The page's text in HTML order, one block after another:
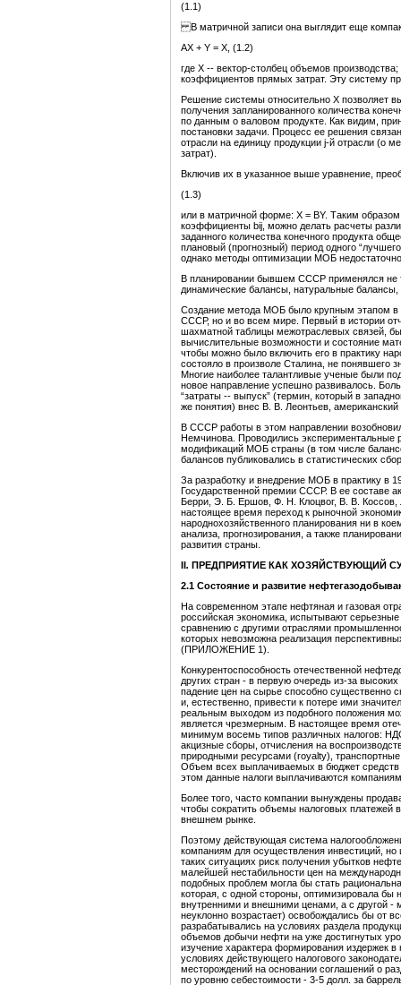
(1.1)
В матричной записи она выглядит еще
AX + Y = X, (1.2)
где X -- вектор-столбец объемов
коэффициентов прямых затрат. Эту систему
Решение системы относительно X позволяет
получения запланированного количества
по данным о валовом продукте. Как видим,
постановки задачи. Процесс ее решения
отрасли на единицу продукции j-й отрасли (о
затрат).
Включив их в указанное выше уравнение,
(1.3)
или в матричной форме: X = BY. Таким
коэффициенты bij, можно делать расчеты
заданного количества конечного продукта
плановый (прогнозный) период одного
однако методы оптимизации МОБ
В планировании бывшем СССР применялся не
динамические балансы, натуральные
Создание метода МОБ было крупным этапом в
СССР, но и во всем мире. Первый в истории
шахматной таблицы межотраслевых связей,
вычислительные возможности и состояние
чтобы можно было включить его в практику
состояло в произволе Сталина, не понявшего
Многие наиболее талантливые ученые были
новое направление успешно развивалось.
“затраты -- выпуск” (термин, который в
же понятия) внес В. В. Леонтьев,
В СССР работы в этом направлении
Немчинова. Проводились экспериментальные
модификаций МОБ страны (в том числе
балансов публиковались в статистических
За разработку и внедрение МОБ в практику в
Государственной премии СССР. В ее составе
Берри, Э. Б. Ершов, Ф. Н. Клоцвог, В. В.
настоящее время переход к рыночной
народнохозяйственного планирования ни в
анализа, прогнозирования, а также
развития страны.
II. ПРЕДПРИЯТИЕ КАК ХОЗЯЙСТВУЮЩИЙ
2.1 Состояние и развитие
На современном этапе нефтяная и газовая
российская экономика, испытывают
сравнению с другими отраслями
которых невозможна реализация
(ПРИЛОЖЕНИЕ 1).
Конкурентоспособность отечественной
других стран - в первую очередь из-за
падение цен на сырье способно существенно
и, естественно, привести к потере ими
реальным выходом из подобного положения
является чрезмерным. В настоящее время
минимум восемь типов различных налогов:
акцизные сборы, отчисления на
природными ресурсами (royalty),
Объем всех выплачиваемых в бюджет
этом данные налоги выплачиваются
Более того, часто компании вынуждены
чтобы сократить объемы налоговых платежей
внешнем рынке.
Поэтому действующая система
компаниям для осуществления инвестиций,
таких ситуациях риск получения убытков
малейшей нестабильности цен на
подобных проблем могла бы стать
которая, с одной стороны, оптимизировала бы
внутренними и внешними ценами, а с другой -
неуклонно возрастает) освобождались бы от
разрабатывались на условиях раздела
объемов добычи нефти на уже достигнутых
изучение характера формирования издержек
условиях действующего налогового
месторождений на основании соглашений о
по уровню себестоимости - 3-5 долл. за